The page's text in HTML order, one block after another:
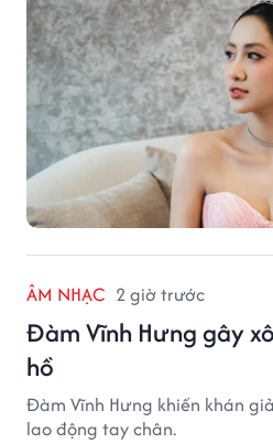
ÂM NHẠC 2 giờ trước
Đàm Vĩnh Hưng gây
hồ
Đàm Vĩnh Hưng khiến khán
lao động tay chân.